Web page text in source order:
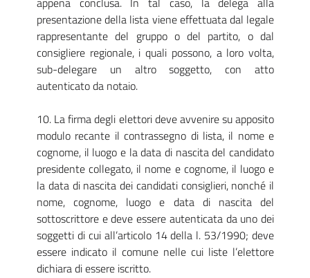
presentazione della lista viene effettuata dal legale
rappresentante del gruppo o del partito, o dal
consigliere regionale, i quali possono, a loro volta,
sub-delegare un altro soggetto, con atto
autenticato da notaio.
10. La firma degli elettori deve avvenire su apposito
modulo recante il contrassegno di lista, il nome e
cognome, il luogo e la data di nascita del candidato
presidente collegato, il nome e cognome, il luogo e
la data di nascita dei candidati consiglieri, nonché il
nome, cognome, luogo e data di nascita del
sottoscrittore e deve essere autenticata da uno dei
soggetti di cui all’articolo 14 della l. 53/1990; deve
essere indicato il comune nelle cui liste l’elettore
dichiara di essere iscritto.